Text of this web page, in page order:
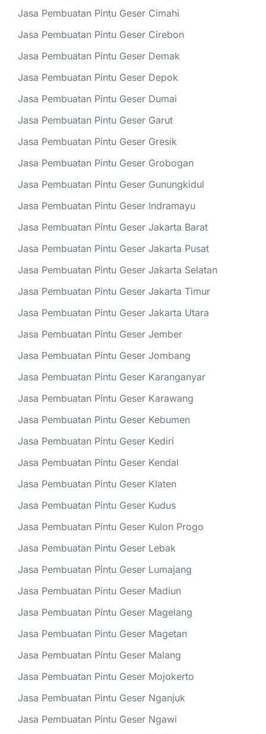
Jasa Pembuatan Pintu Geser Cimahi
Jasa Pembuatan Pintu Geser Cirebon
Jasa Pembuatan Pintu Geser Demak
Jasa Pembuatan Pintu Geser Depok
Jasa Pembuatan Pintu Geser Dumai
Jasa Pembuatan Pintu Geser Garut
Jasa Pembuatan Pintu Geser Gresik
Jasa Pembuatan Pintu Geser Grobogan
Jasa Pembuatan Pintu Geser Gunungkidul
Jasa Pembuatan Pintu Geser Indramayu
Jasa Pembuatan Pintu Geser Jakarta Barat
Jasa Pembuatan Pintu Geser Jakarta Pusat
Jasa Pembuatan Pintu Geser Jakarta Selatan
Jasa Pembuatan Pintu Geser Jakarta Timur
Jasa Pembuatan Pintu Geser Jakarta Utara
Jasa Pembuatan Pintu Geser Jember
Jasa Pembuatan Pintu Geser Jombang
Jasa Pembuatan Pintu Geser Karanganyar
Jasa Pembuatan Pintu Geser Karawang
Jasa Pembuatan Pintu Geser Kebumen
Jasa Pembuatan Pintu Geser Kediri
Jasa Pembuatan Pintu Geser Kendal
Jasa Pembuatan Pintu Geser Klaten
Jasa Pembuatan Pintu Geser Kudus
Jasa Pembuatan Pintu Geser Kulon Progo
Jasa Pembuatan Pintu Geser Lebak
Jasa Pembuatan Pintu Geser Lumajang
Jasa Pembuatan Pintu Geser Madiun
Jasa Pembuatan Pintu Geser Magelang
Jasa Pembuatan Pintu Geser Magetan
Jasa Pembuatan Pintu Geser Malang
Jasa Pembuatan Pintu Geser Mojokerto
Jasa Pembuatan Pintu Geser Nganjuk
Jasa Pembuatan Pintu Geser Ngawi